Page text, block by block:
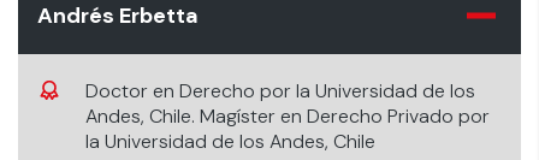
Andrés Erbetta
Doctor en Derecho por la Universidad de los
Andes, Chile. Magíster en Derecho Privado por
la Universidad de los Andes, Chile